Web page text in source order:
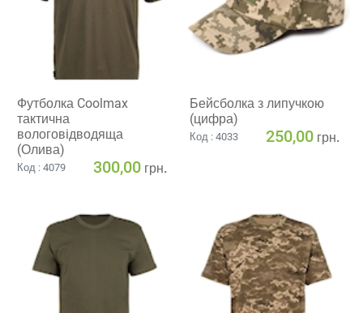
Футболка Coolmax
тактична
вологовiдводяща
(Олива)
Код : 4079 300,00 грн.
Бейсболка з липучкою
(цифра)
Код : 4033 250,00 грн.